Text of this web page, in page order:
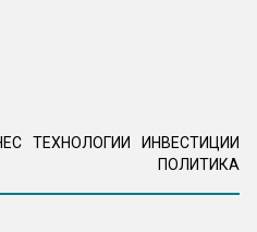
ТЕХНОЛОГИИ
ИНВЕСТИЦИИ
ПОЛИТИКА